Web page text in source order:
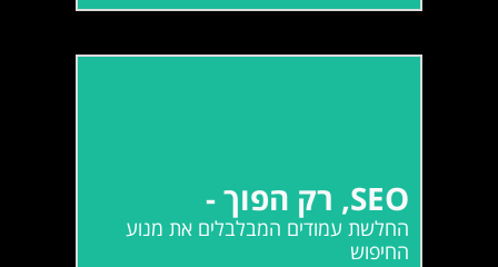
SEO, רק הפוך -
החלשת עמודים המבלבלים את מנוע
החיפוש
החיפוש
קרא עוד